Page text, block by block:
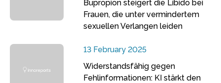
Bupropion steigert die Libido bei
Frauen, die unter vermindertem
sexuellen Verlangen leiden
13 February 2025
Widerstandsfähig gegen
Fehlinformationen: KI stärkt den